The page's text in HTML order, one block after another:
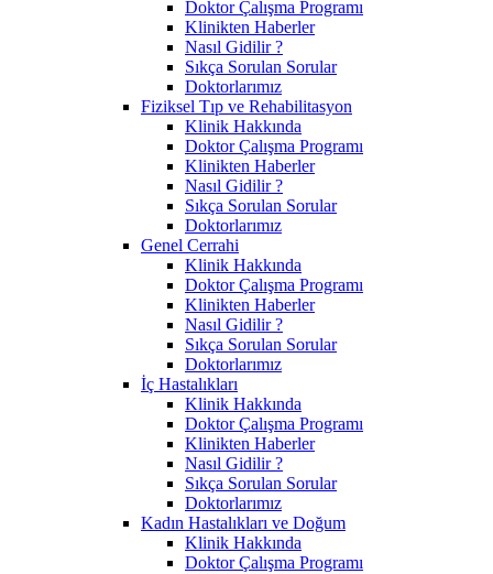
Doktor Çalışma Programı
Klinikten Haberler
Nasıl Gidilir ?
Sıkça Sorulan Sorular
Doktorlarımız
Fiziksel Tıp ve Rehabilitasyon
Klinik Hakkında
Doktor Çalışma Programı
Klinikten Haberler
Nasıl Gidilir ?
Sıkça Sorulan Sorular
Doktorlarımız
Genel Cerrahi
Klinik Hakkında
Doktor Çalışma Programı
Klinikten Haberler
Nasıl Gidilir ?
Sıkça Sorulan Sorular
Doktorlarımız
İç Hastalıkları
Klinik Hakkında
Doktor Çalışma Programı
Klinikten Haberler
Nasıl Gidilir ?
Sıkça Sorulan Sorular
Doktorlarımız
Kadın Hastalıkları ve Doğum
Klinik Hakkında
Doktor Çalışma Programı